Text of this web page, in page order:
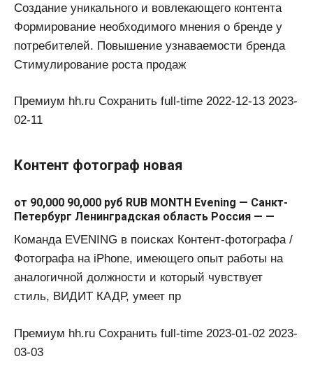
Создание уникального и вовлекающего контента
Формирование необходимого мнения о бренде у
потребителей. Повышение узнаваемости бренда
Стимулирование роста продаж
Премиум hh.ru Сохранить full-time 2022-12-13 2023-
02-11
Контент фотограф новая
от 90,000 90,000 руб RUB MONTH Evening — Санкт-
Петербург Ленинградская область Россия — —
Команда EVENING в поисках Контент-фотографа /
Фотографа на iPhone, имеющего опыт работы на
аналогичной должности и который чувствует
стиль, ВИДИТ КАДР, умеет пр
Премиум hh.ru Сохранить full-time 2023-01-02 2023-
03-03